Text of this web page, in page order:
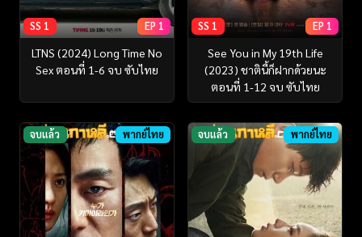
SS 1 EP 1
LTNS (2024) Long Time No
Sex ตอนที่ 1-6 จบ ซับไทย
SS 1 EP 1
See You in My 19th Life
(2023) ชาตินี้ก็ฝากด้วยนะ
ตอนที่ 1-12 จบ ซับไทย
จบแล้ว พากย์ไทย จบแล้ว พากย์ไทย